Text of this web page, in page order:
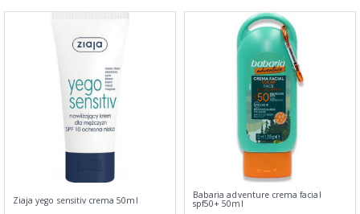
Ziaja yego sensitiv crema 50ml Babaria adventure crema facial
spf50+ 50ml